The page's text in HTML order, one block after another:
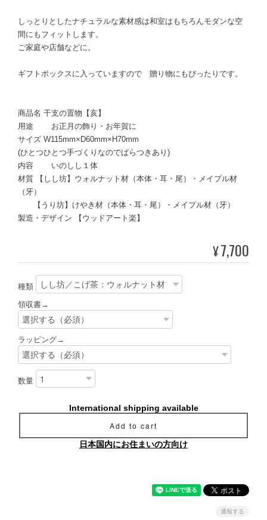
しっとりとしたナチュラルな素材感は和室はもちろんモダンな空
間にもフィットします。
ご家庭や店舗などに。
ギフトボックスに入っていますので 贈り物にもぴったりです。
商品名 干支の置物【亥】
用途 お正月の飾り・お年賀に
サイズ W115mm×D60mm×H70mm
(ひとつひとつ手づくりなのでばらつきあり)
内容 いのしし１体
材質 【しし坊】ウォルナット材（本体・耳・尾）・メイプル材
（牙）
【うり坊】けやき材（本体・耳・尾）・メイプル材（牙）
製造・デザイン 【ウッドアート楽】
¥7,700
種類
領収書→
ラッピング→
数量
International shipping available
Add to cart
日本国内にお住まいの方向け
通報する